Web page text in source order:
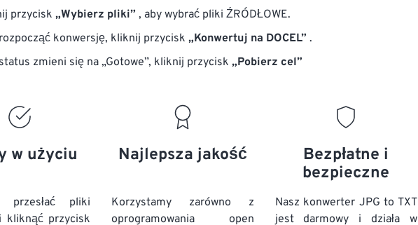
przycisk „Wybierz pliki” , aby wybrać pliki ŹRÓDŁOWE.
konwersję, kliknij przycisk „Konwertuj na DOCEL” .
zmieni się na „Gotowe”, kliknij przycisk „Pobierz cel”
w użyciu
przesłać pliki
kliknąć przycisk
Najlepsza jakość
Korzystamy zarówno z
oprogramowania open
Bezpłatne i
bezpieczne
Nasz konwerter JPG to TXT
jest darmowy i działa w